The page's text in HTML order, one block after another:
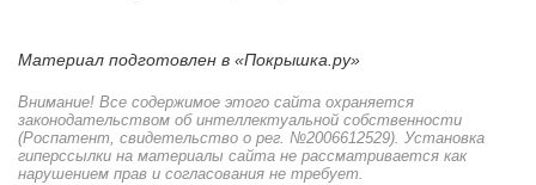
Материал подготовлен в «Покрышка.ру»
Внимание! Все содержимое этого сайта охраняется
законодательством об интеллектуальной собственности
(Роспатент, свидетельство о рег. №2006612529). Установка
гиперссылки на материалы сайта не рассматривается как
нарушением прав и согласования не требует.